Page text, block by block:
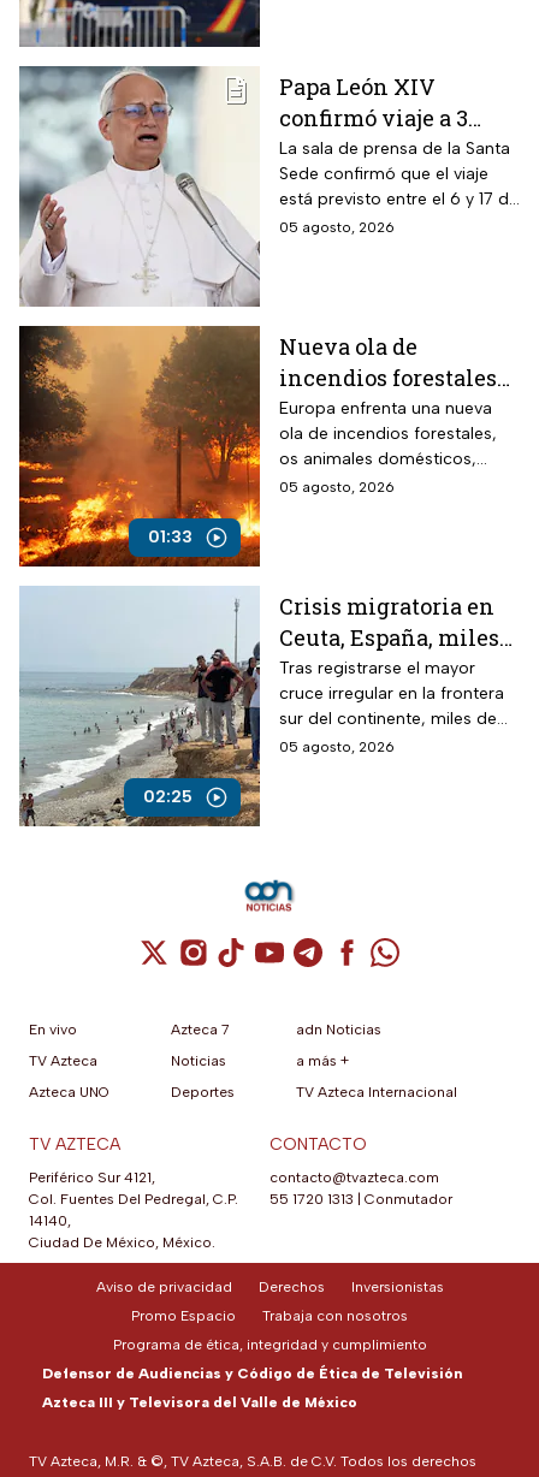
Papa León XIV
confirmó viaje a 3
países de
Latinoamérica
La sala de prensa de la Santa
Sede confirmó que el viaje
está previsto entre el 6 y 17 de
noviembre de este mismo
05 agosto, 2026
01:33
Nueva ola de
incendios forestales
en Europa; los
animales son los más
vulnerables
Europa enfrenta una nueva
ola de incendios forestales,
os animales domésticos,
silvestres y de granja son las
05 agosto, 2026
02:25
Crisis migratoria en
Ceuta, España, miles
continúan varados en
playas
Tras registrarse el mayor
cruce irregular en la frontera
sur del continente, miles de
personas regresaron a
05 agosto, 2026
Cuenta de X / Twitter (se abre en una
Cuenta de Instagram (se abre en una
Cuenta de TikTok (se abre en
Cuenta de YouTube (se abre
Cuenta de Telegram (se
Cuenta de
Cuenta de
En vivo
TV Azteca
Azteca UNO
Azteca 7
Noticias
Deportes
adn Noticias
a más +
TV Azteca Internacional
TV AZTECA
Periférico Sur 4121,
Col. Fuentes Del Pedregal, C.P.
14140,
Ciudad De México, México.
CONTACTO
contacto@tvazteca.com
55 1720 1313
Conmutador
TV Azteca, M.R. & ©, TV Azteca, S.A.B. de C.V. Todos los derechos
Aviso de privacidad Derechos
Inversionistas
Promo Espacio
Trabaja con nosotros
Programa de ética, integridad y cumplimiento
Defensor de Audiencias y Código de Ética de Televisión
Azteca III y Televisora del Valle de México